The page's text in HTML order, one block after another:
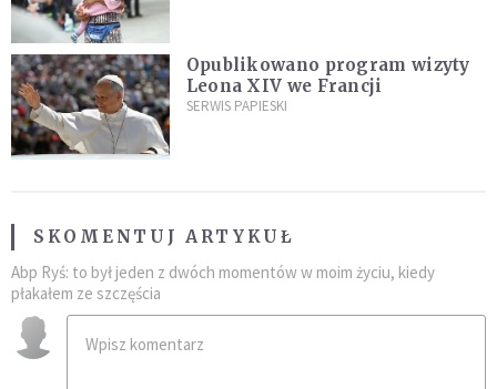
Opublikowano program wizyty
Leona XIV we Francji
SERWIS PAPIESKI
SKOMENTUJ ARTYKUŁ
Abp Ryś: to był jeden z dwóch momentów w moim życiu, kiedy
płakałem ze szczęścia